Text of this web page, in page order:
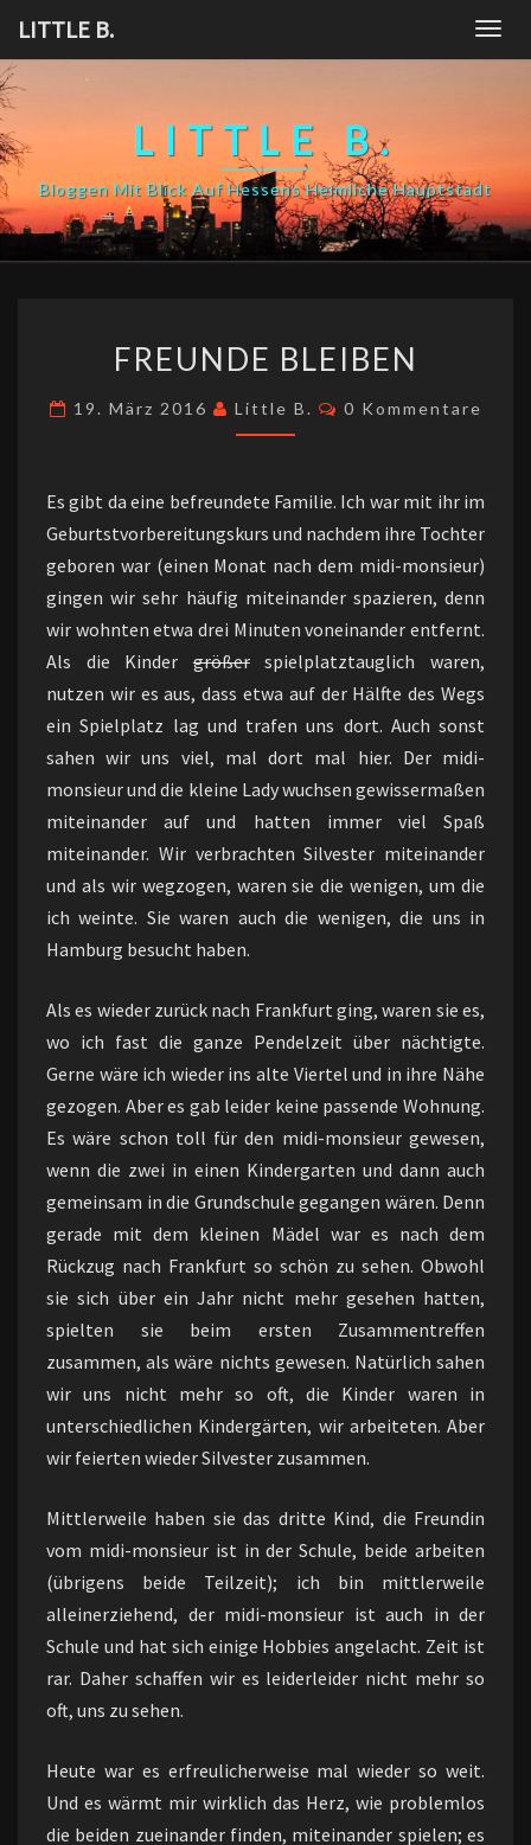
content
LITTLE B.
LITTLE B.
Bloggen Mit Blick Auf Hessens Heimliche Hauptstadt
BLEIBEN
FREUNDE BLEIBEN
19. März 2016 Little B. Kommentare
0 Kommentare
Es gibt da eine befreundete Familie. Ich war mit ihr im
Geburtstvorbereitungskurs und nachdem ihre Tochter
geboren war (einen Monat nach dem midi-monsieur)
gingen wir sehr häufig miteinander spazieren, denn
wir wohnten etwa drei Minuten voneinander entfernt.
Als die Kindergrößerspielplatztauglich waren,
nutzen wir es aus, dass etwa auf der Hälfte des Wegs
ein Spielplatz lag und trafen uns dort. Auch sonst
sahen wir uns viel, mal dort mal hier. Der midi-
monsieur und die kleine Lady wuchsen gewissermaßen
miteinander auf und hatten immer viel Spaß
miteinander. Wir verbrachten Silvester miteinander
und als wir wegzogen, waren sie die wenigen, um die
ich weinte. Sie waren auch die wenigen, die uns in
Hamburg besucht haben.
Als es wieder zurück nach Frankfurt ging, waren sie es,
wo ich fast die ganze Pendelzeit über nächtigte.
Gerne wäre ich wieder ins alte Viertel und in ihre Nähe
gezogen. Aber es gab leider keine passende Wohnung.
Es wäre schon toll für den midi-monsieur gewesen,
wenn die zwei in einen Kindergarten und dann auch
gemeinsam in die Grundschule gegangen wären. Denn
gerade mit dem kleinen Mädel war es nach dem
Rückzug nach Frankfurt so schön zu sehen. Obwohl
sie sich über ein Jahr nicht mehr gesehen hatten,
spielten sie beim ersten Zusammentreffen
zusammen, als wäre nichts gewesen. Natürlich sahen
wir uns nicht mehr so oft, die Kinder waren in
unterschiedlichen Kindergärten, wir arbeiteten. Aber
wir feierten wieder Silvester zusammen.
Mittlerweile haben sie das dritte Kind, die Freundin
vom midi-monsieur ist in der Schule, beide arbeiten
(übrigens beide Teilzeit); ich bin mittlerweile
alleinerziehend, der midi-monsieur ist auch in der
Schule und hat sich einige Hobbies angelacht. Zeit ist
rar. Daher schaffen wir es leiderleider nicht mehr so
oft, uns zu sehen.
Heute war es erfreulicherweise mal wieder so weit.
Und es wärmt mir wirklich das Herz, wie problemlos
die beiden zueinander finden, miteinander spielen; es